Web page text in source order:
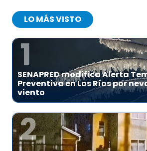
LO MÁS VISTO
1
SENAPRED modifica Alerta
Preventiva en Los Ríos por
viento
2